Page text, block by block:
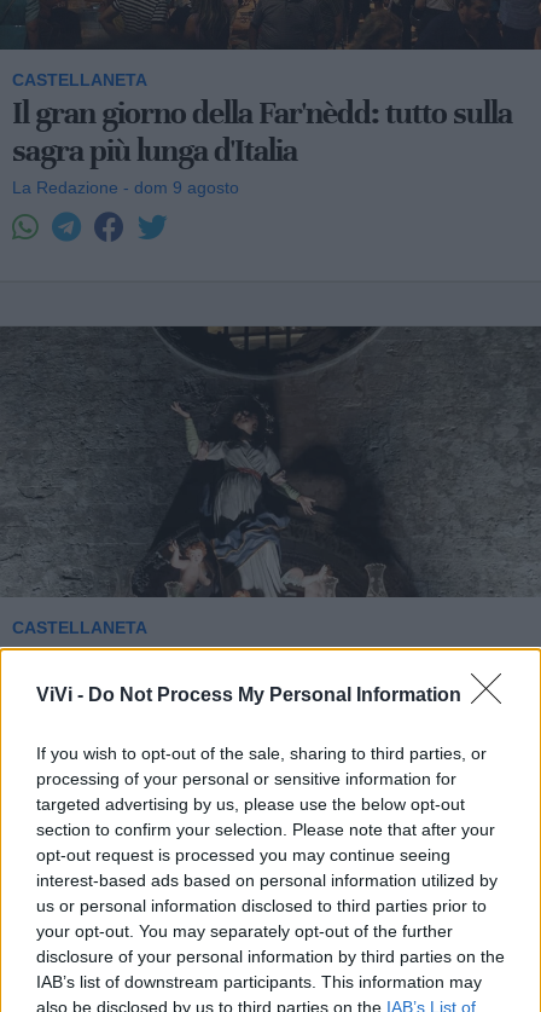
ViVi - Do Not Process My Personal Information
If you wish to opt-out of the sale, sharing to third parties, or
processing of your personal or sensitive information for
targeted advertising by us, please use the below opt-out
section to confirm your selection. Please note that after your
opt-out request is processed you may continue seeing
interest-based ads based on personal information utilized by
us or personal information disclosed to third parties prior to
your opt-out. You may separately opt-out of the further
disclosure of your personal information by third parties on the
IAB’s list of downstream participants. This information may
also be disclosed by us to third parties on the IAB’s List of
CASTELLANETA
Il gran giorno della Far'nèdd: tutto sulla
sagra più lunga d'Italia
La Redazione - dom 9 agosto
CASTELLANETA
Festa dell'Assunta: il programma
religioso